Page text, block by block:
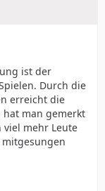
ist der
Durch die
erreicht die
hat man gemerkt
viel mehr Leute